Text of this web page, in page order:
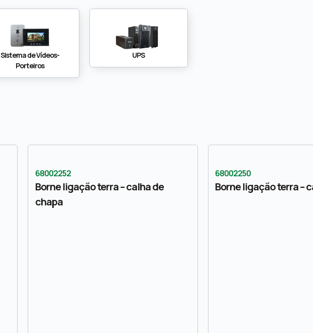
Sistema de Vídeos-
Porteiros
UPS
68002252
Borne ligação terra – calha de
chapa
68002250
Borne ligação terra –